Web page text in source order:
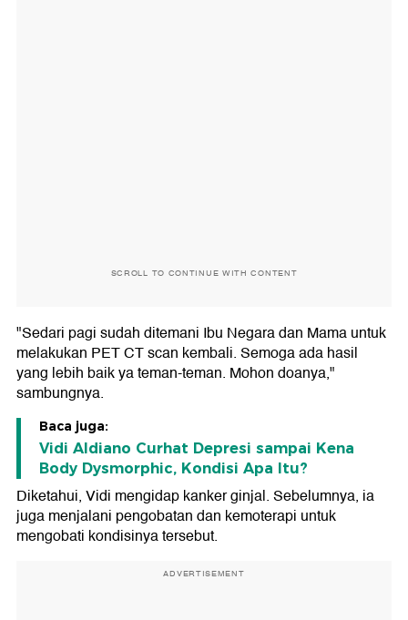
SCROLL TO CONTINUE WITH CONTENT
"Sedari pagi sudah ditemani Ibu Negara dan Mama untuk
melakukan PET CT scan kembali. Semoga ada hasil
yang lebih baik ya teman-teman. Mohon doanya,"
sambungnya.
Baca juga:
Vidi Aldiano Curhat Depresi sampai Kena
Body Dysmorphic, Kondisi Apa Itu?
Diketahui, Vidi mengidap kanker ginjal. Sebelumnya, ia
juga menjalani pengobatan dan kemoterapi untuk
mengobati kondisinya tersebut.
ADVERTISEMENT